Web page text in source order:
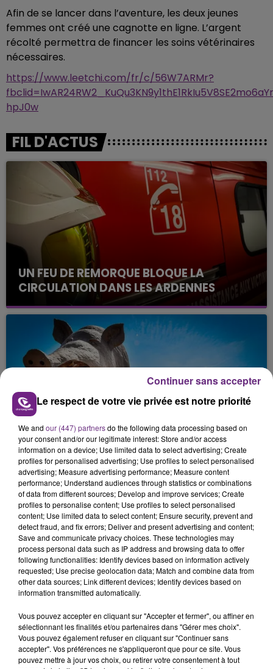
Afin de se lancer dans l’aventure, les deux jeunes
femmes ont créé une cagnotte en ligne. L’argent
récolté permettra de financer les soins vétérinaires
nécessaires.
https://www.leetchi.com/fr/c/56W7ARMr?
hpJ0w
FIL D'ACTUS
UN FEU DE REMORQUE BLOQUE LA
CIRCULATION DANS LES ARDENNES
Un feu de remorque s'est déclaré ce mercredi en
fin de matinée sur l'A34.
VENEZ FÊTER CE WEEK-END
L'ANNIVERSAIRE DE WOINIC
Ce samedi 8 août sera un grand jour :
l'anniversaire du plus gros sanglier du monde.
Une fête est donc organisée et vous êtes tous
conviés !
TITRES DIFFUSÉS
5h12
5h12
JEREMY FREROT
5h09
5h09
TLC
Le respect de votre vie privée est notre priorité
We and our (447) partnersdo the following data processing based on
your consent and/or our legitimate interest: Store and/or access
information on a device; Use limited data to select advertising; Create
profiles for personalised advertising; Use profiles to select personalised
advertising; Measure advertising performance; Measure content
performance; Understand audiences through statistics or combinations
of data from different sources; Develop and improve services; Create
profiles to personalise content; Use profiles to select personalised
content; Use limited data to select content; Ensure security, prevent and
detect fraud, and fix errors; Deliver and present advertising and content;
Save and communicate privacy choices. These technologies may
process personal data such as IP address and browsing data to offer
following functionalities: Identify devices based on information actively
requested; Use precise geolocation data; Match and combine data from
other data sources; Link different devices; Identify devices based on
information transmitted automatically.
Vous pouvez accepter en cliquant sur "Accepter et fermer", ou affiner en
sélectionnant les finalités et/ou partenaires dans "Gérer mes choix".
Vous pouvez également refuser en cliquant sur "Continuer sans
accepter". Vos préférences ne s'appliqueront que pour ce site. Vous
pouvez mettre à jour vos choix, ou retirer votre consentement à tout
Continuer sans accepter